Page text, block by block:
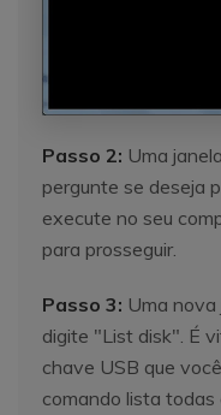
Passo 2: Uma
pergunte se deseja
execute no seu
para prosseguir.
Passo 3: Uma nova
digite "List disk". É
chave USB que
comando lista